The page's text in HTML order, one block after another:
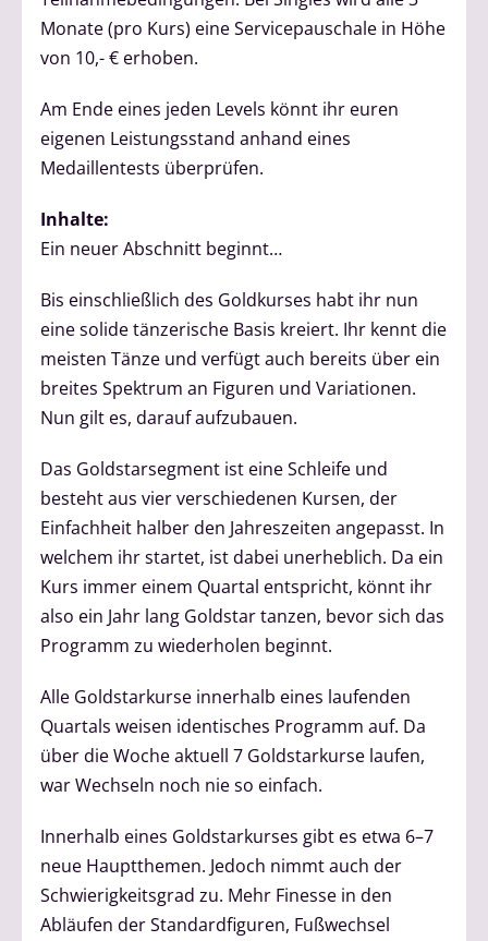
Monate (pro Kurs) eine Servicepauschale in Höhe
von 10,- € erhoben.
Am Ende eines jeden Levels könnt ihr euren
eigenen Leistungsstand anhand eines
Medaillentests überprüfen.
Inhalte:
Ein neuer Abschnitt beginnt…
Bis einschließlich des Goldkurses habt ihr nun
eine solide tänzerische Basis kreiert. Ihr kennt die
meisten Tänze und verfügt auch bereits über ein
breites Spektrum an Figuren und Variationen.
Nun gilt es, darauf aufzubauen.
Das Goldstarsegment ist eine Schleife und
besteht aus vier verschiedenen Kursen, der
Einfachheit halber den Jahreszeiten angepasst. In
welchem ihr startet, ist dabei unerheblich. Da ein
Kurs immer einem Quartal entspricht, könnt ihr
also ein Jahr lang Goldstar tanzen, bevor sich das
Programm zu wiederholen beginnt.
Alle Goldstarkurse innerhalb eines laufenden
Quartals weisen identisches Programm auf. Da
über die Woche aktuell 7 Goldstarkurse laufen,
war Wechseln noch nie so einfach.
Innerhalb eines Goldstarkurses gibt es etwa 6–7
neue Hauptthemen. Jedoch nimmt auch der
Schwierigkeitsgrad zu. Mehr Finesse in den
Abläufen der Standardfiguren, Fußwechsel